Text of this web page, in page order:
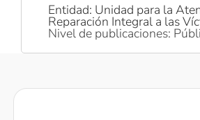
Entidad: Unidad para la
Reparación Integral a las
Nivel de publicaciones: